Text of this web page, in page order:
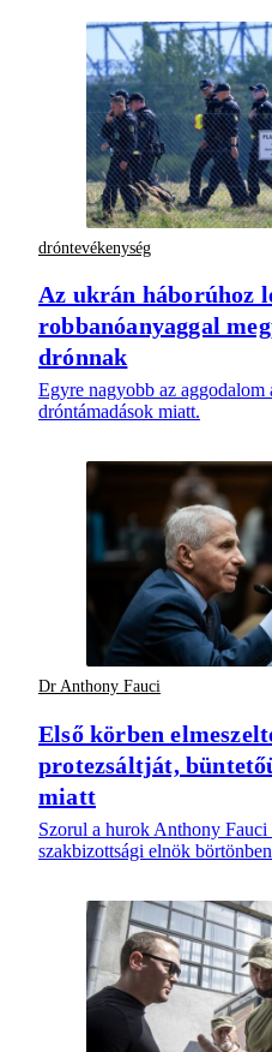
dróntevékenység
Az ukrán háborúhoz
robbanóanyaggal
drónnak
Egyre nagyobb az aggodalom
dróntámadások miatt.
Dr Anthony Fauci
Első körben
protezsáltját,
miatt
Szorul a hurok Anthony Fauci
szakbizottsági elnök